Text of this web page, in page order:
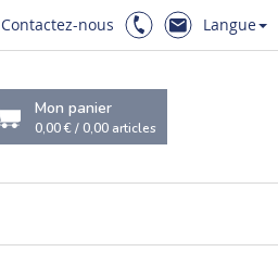
Contactez-nous Langue
Mon panier
0,00 €/0,00 articles